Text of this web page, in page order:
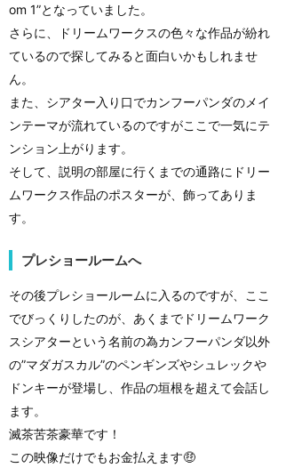
om 1”となっていました。
さらに、ドリームワークスの色々な作品が紛れ
ているので探してみると面白いかもしれませ
ん。
また、シアター入り口でカンフーパンダのメイ
ンテーマが流れているのですがここで一気にテ
ンション上がります。
そして、説明の部屋に行くまでの通路にドリー
ムワークス作品のポスターが、飾ってありま
す。
プレショールームへ
その後プレショールームに入るのですが、ここ
でびっくりしたのが、あくまでドリームワーク
スシアターという名前の為カンフーパンダ以外
の”マダガスカル”のペンギンズやシュレックや
ドンキーが登場し、作品の垣根を超えて会話し
ます。
滅茶苦茶豪華です！
この映像だけでもお金払えます🤑